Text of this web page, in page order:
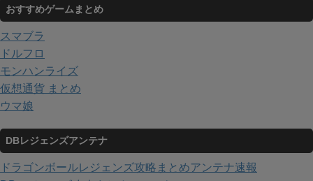
おすすめゲームまとめ
スマブラ
ドルフロ
モンハンライズ
仮想通貨 まとめ
ウマ娘
DBレジェンズアンテナ
ドラゴンボールレジェンズ攻略まとめアンテナ速報